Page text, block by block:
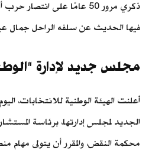
فيها الحديث عن سلفه الراحل جمال
مجلس جديد لإدارة
أعلنت الهيئة الوطنية للانتخابات،
الجديد لمجلس إدارتها، برئاسة
محكمة النقض، والمقرر أن يتولى مهام